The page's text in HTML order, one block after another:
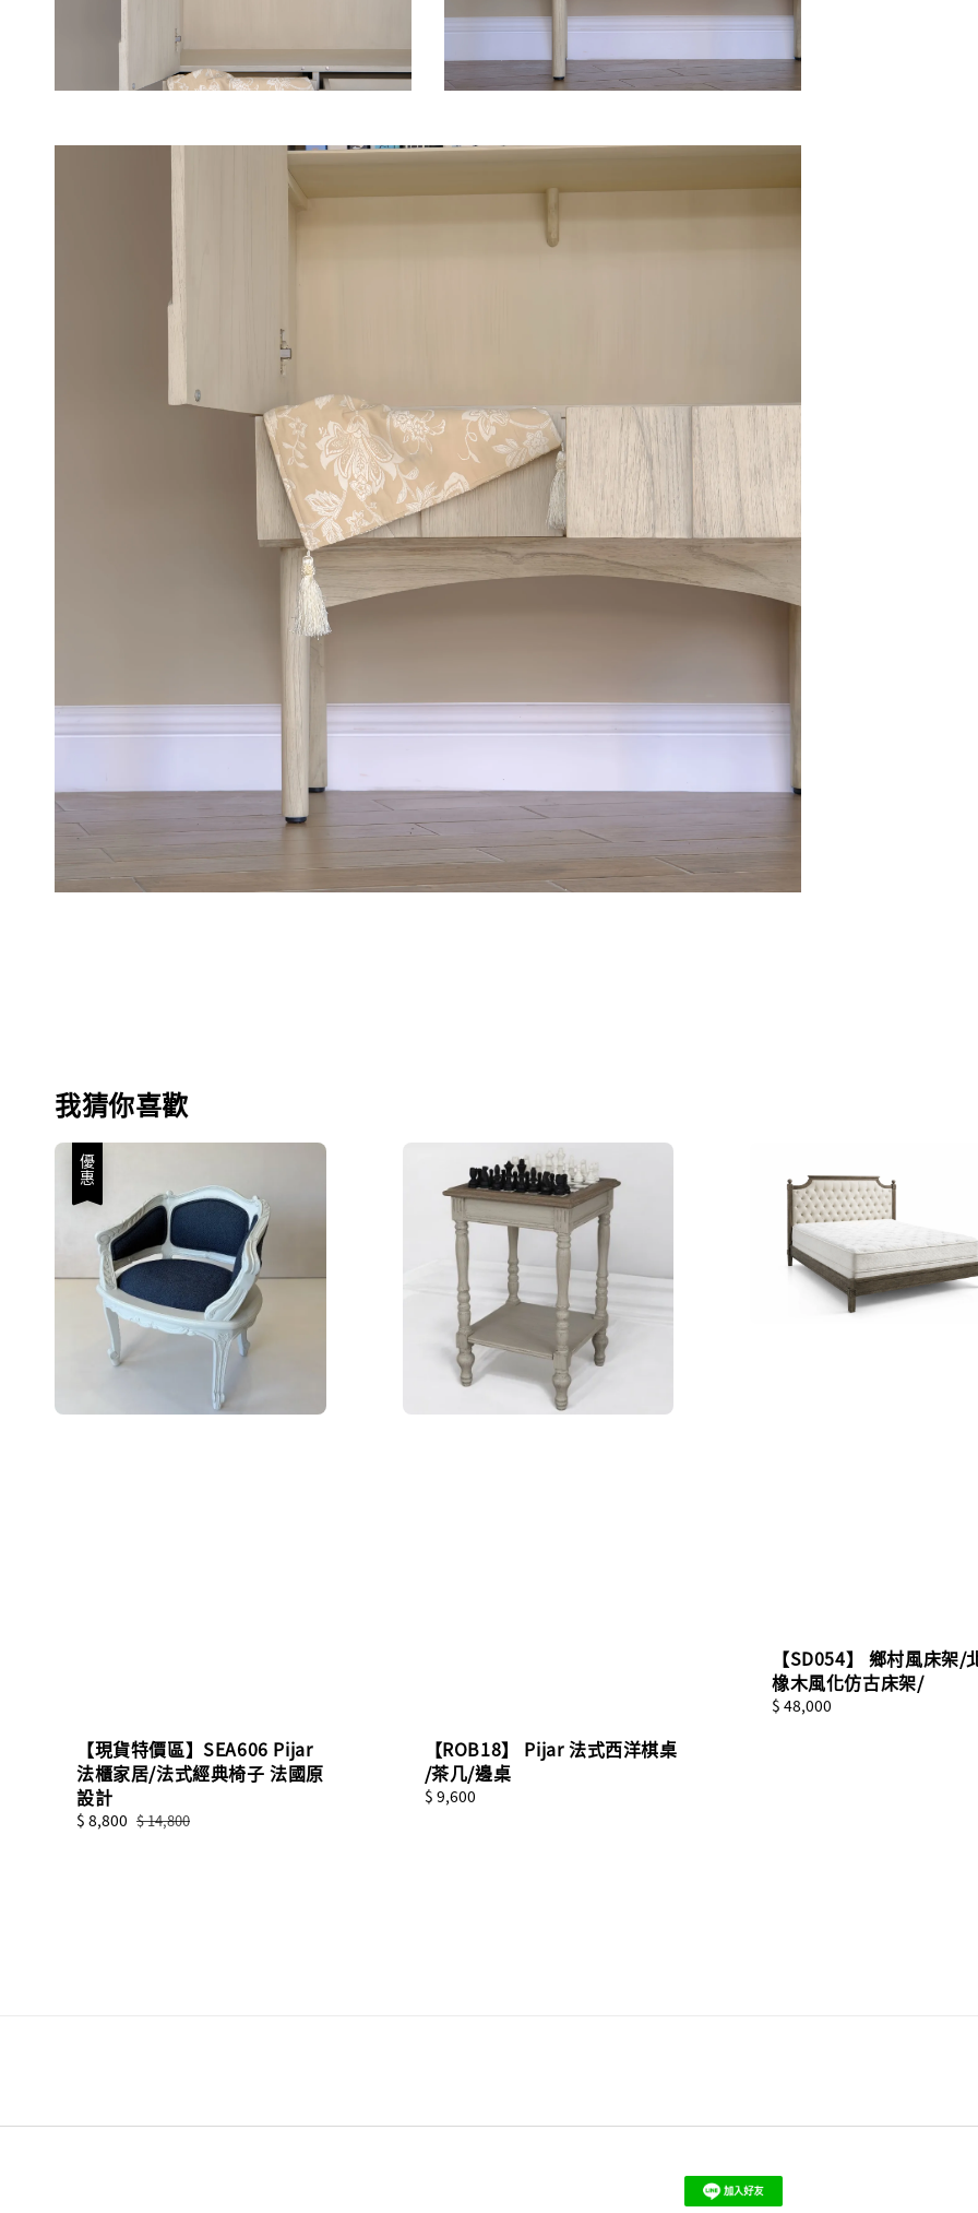
我猜你喜歡
優惠
【現貨特價區】SEA606 Pijar
法櫃家居/法式經典椅子 法國原
設計
Sale
$ 8,800 Regular
$ 14,800
【ROB18】 Pijar 法式西洋棋桌
/茶几/邊桌
Regular
$ 9,600
【SD054】 鄉村風床架/
橡木風化仿古床架/
Regular
$ 48,000